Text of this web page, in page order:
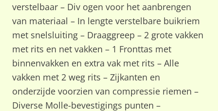
verstelbaar – Div ogen voor het aanbrengen
van materiaal – In lengte verstelbare buikriem
met snelsluiting – Draaggreep – 2 grote vakken
met rits en net vakken – 1 Fronttas met
binnenvakken en extra vak met rits – Alle
vakken met 2 weg rits – Zijkanten en
onderzijde voorzien van compressie riemen –
Diverse Molle-bevestigings punten –